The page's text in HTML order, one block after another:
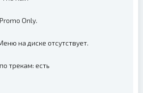
Only.
на диске отсутствует.
трекам: есть